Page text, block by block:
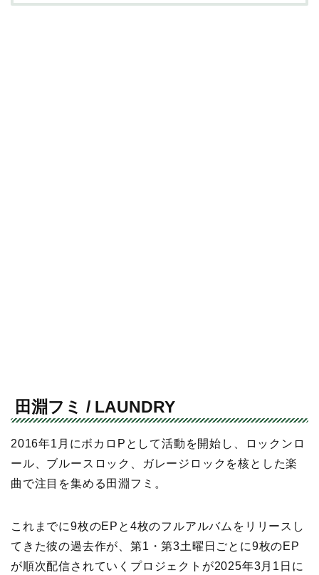
田淵フミ / LAUNDRY
2016年1月にボカロPとして活動を開始し、ロックンロ
ール、ブルースロック、ガレージロックを核とした楽
曲で注目を集める田淵フミ。
これまでに9枚のEPと4枚のフルアルバムをリリースし
てきた彼の過去作が、第1・第3土曜日ごとに9枚のEP
が順次配信されていくプロジェクトが2025年3月1日に